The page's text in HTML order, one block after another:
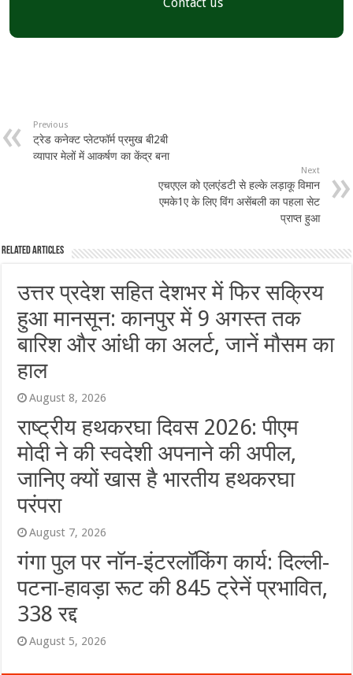
Previous
ट्रेड कनेक्ट प्लेटफॉर्म प्रमुख बी2बी
व्यापार मेलों में आकर्षण का केंद्र बना
Next
एचएएल को एलएंडटी से हल्के लड़ाकू विमान
एमके1ए के लिए विंग असेंबली का पहला सेट
प्राप्त हुआ
Related Articles
उत्तर प्रदेश सहित देशभर में फिर सक्रिय
हुआ मानसून: कानपुर में 9 अगस्त तक
बारिश और आंधी का अलर्ट, जानें मौसम का
हाल
August 8, 2026
राष्ट्रीय हथकरघा दिवस 2026: पीएम
मोदी ने की स्वदेशी अपनाने की अपील,
जानिए क्यों खास है भारतीय हथकरघा
परंपरा
August 7, 2026
गंगा पुल पर नॉन-इंटरलॉकिंग कार्य: दिल्ली-
पटना-हावड़ा रूट की 845 ट्रेनें प्रभावित,
338 रद्द
August 5, 2026